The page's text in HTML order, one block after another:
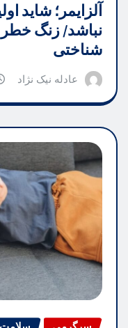
آلزایمر؛ شاید
نباشد/ زنگ
شناختی
عادله نیک نژاد